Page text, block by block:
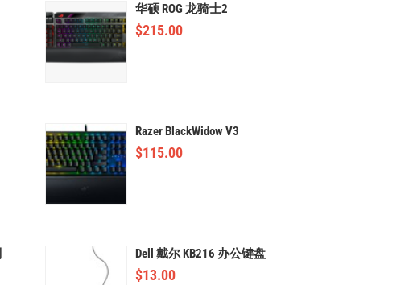
华硕 ROG 龙骑士2
$215.00
Razer BlackWidow V3
$115.00
Dell 戴尔 KB216 办公键盘
$13.00